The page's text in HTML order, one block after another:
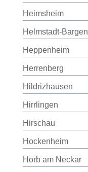
Heimsheim
Helmstadt-Bargen
Heppenheim
Herrenberg
Hildrizhausen
Hirrlingen
Hirschau
Hockenheim
Horb am Neckar